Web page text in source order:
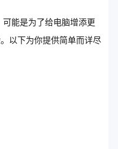
能是为了给电脑增添更
以下为你提供简单而详尽